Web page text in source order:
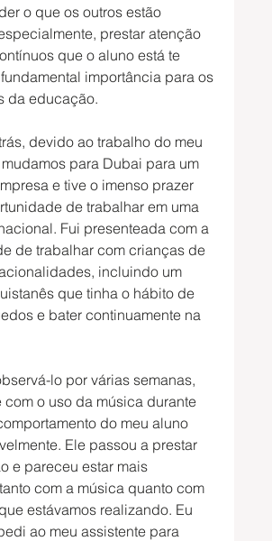
o que os outros estão
prestar atenção
que o aluno está te
importância para os
da educação.
devido ao trabalho do meu
para Dubai para um
e tive o imenso prazer
de trabalhar em uma
Fui presenteada com a
de trabalhar com crianças de
incluindo um
que tinha o hábito de
e bater continuamente na
lo por várias semanas,
o uso da música durante
do meu aluno
Ele passou a prestar
e pareceu estar mais
com a música quanto com
estávamos realizando. Eu
ao meu assistente para